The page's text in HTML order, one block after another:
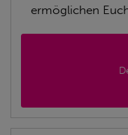
ermöglichen